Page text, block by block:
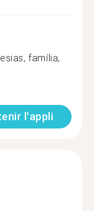
família,
l'appli